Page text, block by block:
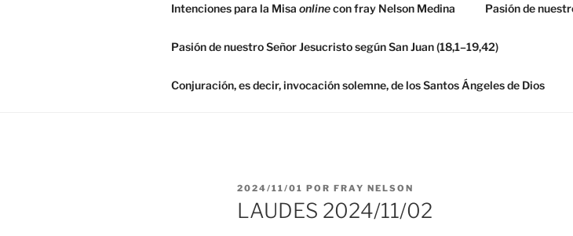
Intenciones para la Misa onlinecon fray Nelson Medina Pasión de
Pasión de nuestro Señor Jesucristo según San Juan (18,1–19,42)
Conjuración, es decir, invocación solemne, de los Santos Ángeles de Dios
PUBLICADO
EL
2024/11/01 POR FRAY NELSON
LAUDES 2024/11/02